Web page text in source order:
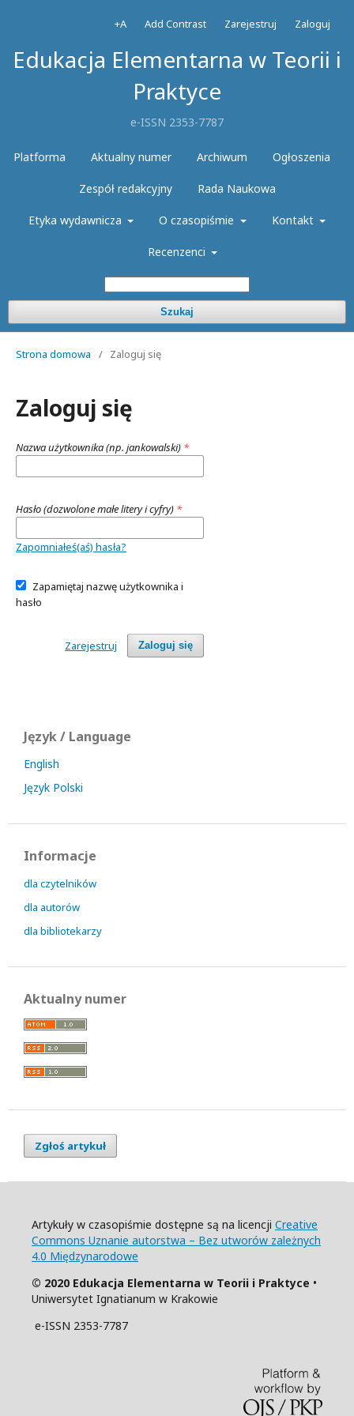
Edukacja Elementarna w Teorii i
Praktyce
e-ISSN 2353-7787
Platforma Aktualny numer Archiwum Ogłoszenia
Zespół redakcyjny Rada Naukowa
Etyka wydawnicza O czasopiśmie Kontakt
Recenzenci
Szukaj
+A Add Contrast Zarejestruj Zaloguj
Strona domowa / Zaloguj się
Zaloguj się
Nazwa użytkownika (np. jankowalski) *
Hasło (dozwolone małe litery i cyfry) *
Zapomniałeś(aś) hasła?
Zapamiętaj nazwę użytkownika i
hasło
Zaloguj się
Zarejestruj
Język / Language
English
Język Polski
Informacje
dla czytelników
dla autorów
dla bibliotekarzy
Aktualny numer
Zgłoś artykuł
Artykuły w czasopiśmie dostępne są na licencji Creative
Commons Uznanie autorstwa – Bez utworów zależnych
4.0 Międzynarodowe
© 2020 Edukacja Elementarna w Teorii i Praktyce •
Uniwersytet Ignatianum w Krakowie
e-ISSN 2353-7787